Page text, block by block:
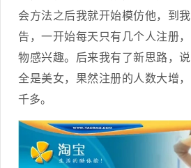
会方法之后我就开始模仿他，到
告，一开始每天只有几个人注册
物感兴趣。后来我有了新思路，
全是美女，果然注册的人数大增
千多。